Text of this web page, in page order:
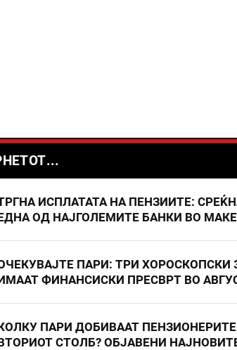
ИСПЛАТАТА НА ПЕНЗИИТЕ:
ОД НАЈГОЛЕМИТЕ БАНКИ ВО
ПАРИ: ТРИ ХОРОСКОПСКИ
ФИНАНСИСКИ ПРЕСВРТ ВО
ПАРИ ДОБИВААТ
СТОЛБ? ОБЈАВЕНИ